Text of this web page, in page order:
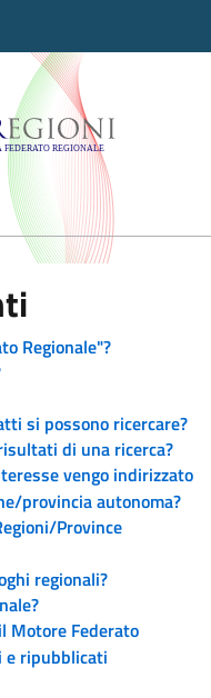
-
Regionale"?
si possono ricercare?
di una ricerca?
vengo indirizzato
provincia autonoma?
Province
regionali?
Motore Federato
e ripubblicati